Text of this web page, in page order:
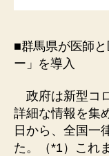
■群⾺県が医師
ー」を導⼊
政府は新型コ
詳細な情報を集
⽇から、全国⼀
た。（*1）これ